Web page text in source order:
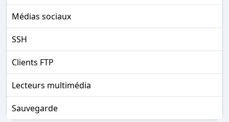
Médias sociaux
SSH
Clients FTP
Lecteurs multimédia
Sauvegarde